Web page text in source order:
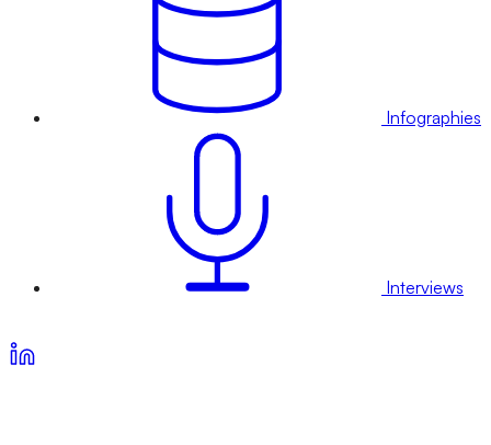
Infographies
Interviews